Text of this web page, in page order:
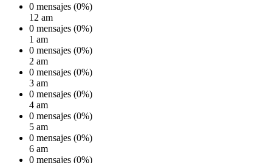
0 mensajes (0%)
12 am
0 mensajes (0%)
1 am
0 mensajes (0%)
2 am
0 mensajes (0%)
3 am
0 mensajes (0%)
4 am
0 mensajes (0%)
5 am
0 mensajes (0%)
6 am
0 mensajes (0%)